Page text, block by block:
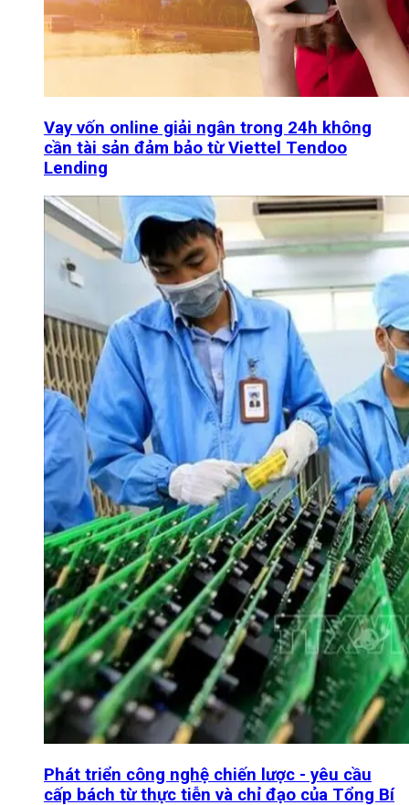
Vay vốn online giải ngân trong 24h không
cần tài sản đảm bảo từ Viettel Tendoo
Lending
Phát triển công nghệ chiến lược - yêu cầu
cấp bách từ thực tiễn và chỉ đạo của Tổng Bí